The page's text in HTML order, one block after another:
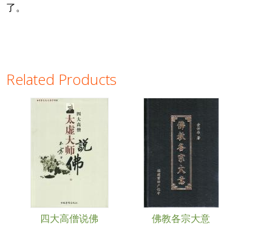
了。
Related Products
四大高僧说佛 佛教各宗大意
Pages